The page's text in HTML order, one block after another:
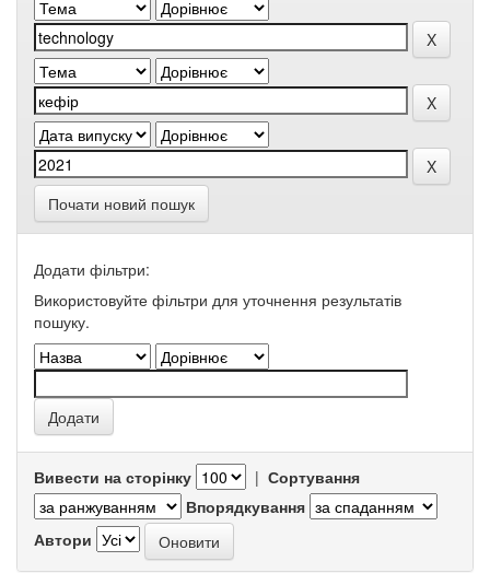
Почати новий пошук
Додати фільтри:
Використовуйте фільтри для уточнення результатів
пошуку.
Вивести на сторінку | Сортування
Впорядкування
Автори